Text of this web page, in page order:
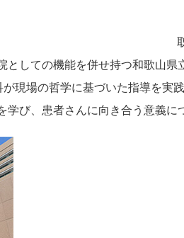
しての機能を併せ持つ和歌山県
現場の哲学に基づいた指導を実
び、患者さんに向き合う意義に